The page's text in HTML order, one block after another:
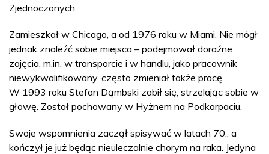
Zjednoczonych.
Zamieszkał w Chicago, a od 1976 roku w Miami. Nie mógł
jednak znaleźć sobie miejsca – podejmował doraźne
zajęcia, m.in. w transporcie i w handlu, jako pracownik
niewykwalifikowany, często zmieniał także pracę.
W 1993 roku Stefan Dąmbski zabił się, strzelając sobie w
głowę. Został pochowany w Hyżnem na Podkarpaciu.
Swoje wspomnienia zaczął spisywać w latach 70., a
kończył je już będąc nieuleczalnie chorym na raka. Jedyna